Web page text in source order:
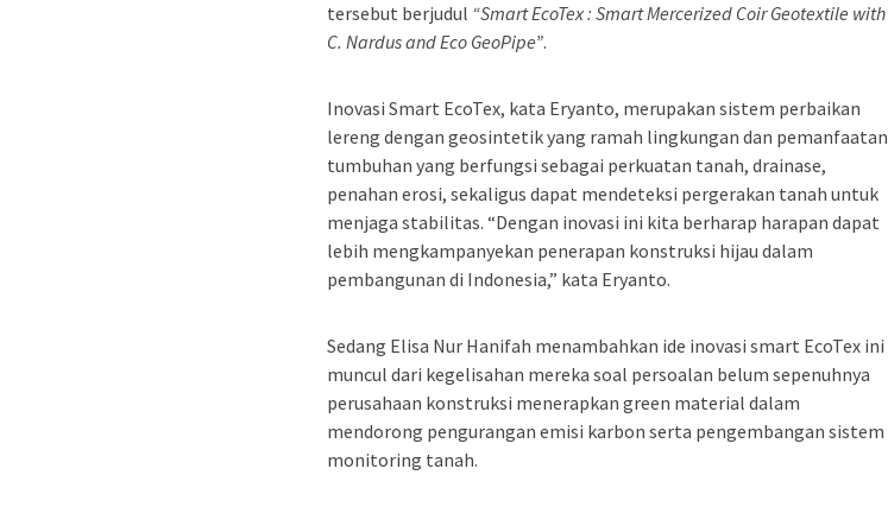
tersebut berjudul “Smart EcoTex : Smart Mercerized Coir Geotextile with
C. Nardus and Eco GeoPipe”.
Inovasi Smart EcoTex, kata Eryanto, merupakan sistem perbaikan
lereng dengan geosintetik yang ramah lingkungan dan pemanfaatan
tumbuhan yang berfungsi sebagai perkuatan tanah, drainase,
penahan erosi, sekaligus dapat mendeteksi pergerakan tanah untuk
menjaga stabilitas. “Dengan inovasi ini kita berharap harapan dapat
lebih mengkampanyekan penerapan konstruksi hijau dalam
pembangunan di Indonesia,” kata Eryanto.
Sedang Elisa Nur Hanifah menambahkan ide inovasi smart EcoTex ini
muncul dari kegelisahan mereka soal persoalan belum sepenuhnya
perusahaan konstruksi menerapkan green material dalam
mendorong pengurangan emisi karbon serta pengembangan sistem
monitoring tanah.